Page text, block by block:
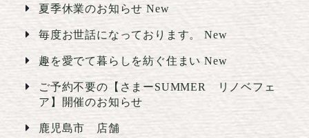
夏季休業のお知らせ New
毎度お世話になっております。New
趣を愛でて暮らしを紡ぐ住まいNew
ご予約不要の【さまーSUMMER リノベフェ
ア】開催のお知らせ
鹿児島市 店舗